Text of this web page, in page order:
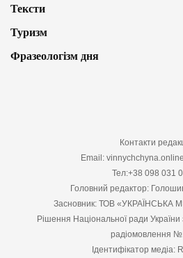
Тексти
Туризм
Фразеологізм дня
Контакти
Email:
Тел:+38 098 031
Головний редактор:
Засновник: ТОВ «УКРАЇНСЬКА
Рішення Національної ради
радіомовлення
Ідентифікатор медіа: